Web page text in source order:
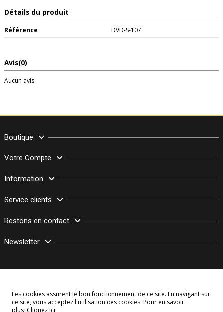
Détails du produit
Référence DVD-S-107
Avis(0)
Aucun avis
Boutique
Votre Compte
Information
Service clients
Restons en contact
Newsletter
Les cookies assurent le bon fonctionnement de ce site. En navigant sur
ce site, vous acceptez l'utilisation des cookies. Pour en savoir
plus, Cliquez Ici